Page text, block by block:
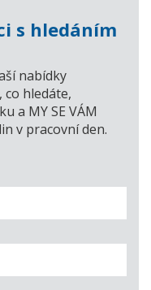
s hledáním
nabídky
hledáte,
a MY SE VÁM
v pracovní den.